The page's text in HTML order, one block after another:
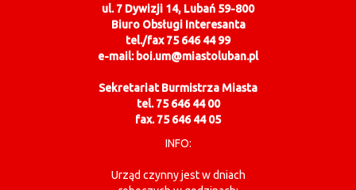
ul. 7 Dywizji 14, Lubań 59-800
Biuro Obsługi Interesanta
tel./fax 75 646 44 99
e-mail: boi.um@miastoluban.pl
Sekretariat Burmistrza Miasta
tel. 75 646 44 00
fax. 75 646 44 05
INFO:
Urząd czynny jest w dniach